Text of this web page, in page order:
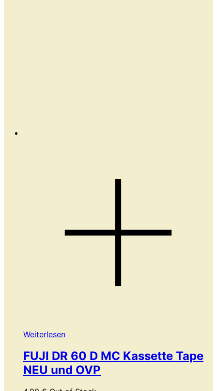
Weiterlesen
FUJI DR 60 D MC Kassette Tape
NEU und OVP